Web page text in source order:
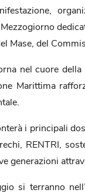
Mase, del
nel cuore
Marittima
i principali
RENTRI,
generazioni
si terranno